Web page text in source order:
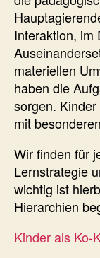
Interaktion, im
materiellen
haben die
sorgen.
mit
Wir finden für
Lernstrategie
wichtig ist
Hierarchien
Kinder als Ko-